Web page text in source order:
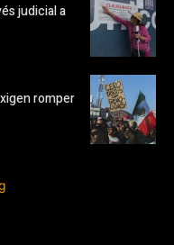
judicial a
romper